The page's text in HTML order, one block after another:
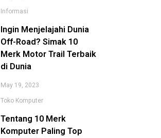
Informasi
Ingin Menjelajahi Dunia
Off-Road? Simak 10
Merk Motor Trail Terbaik
di Dunia
May 19, 2023
Toko Komputer
Tentang 10 Merk
Komputer Paling Top